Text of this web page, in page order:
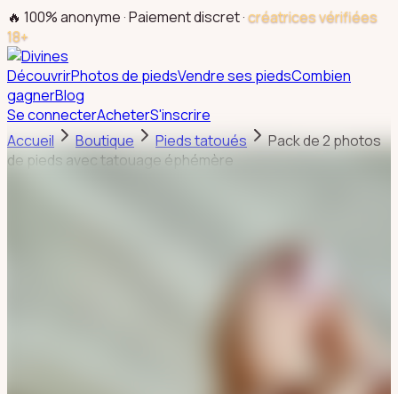
🔥 100% anonyme · Paiement discret ·créatrices vérifiées
18+
DécouvrirPhotos de piedsVendre ses piedsCombien
gagnerBlog
Se connecterAcheterS'inscrire
Accueil
Boutique Pieds tatoués
Pack de 2 photos
de pieds avec tatouage éphémère